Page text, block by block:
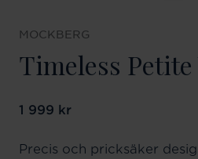
MOCKBERG
Timeless Petite
Pris:1 999 kr
1 999 kr
Precis och pricksäker